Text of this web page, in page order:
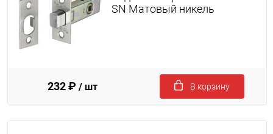
SN Матовый никель
232 ₽ / шт В корзину